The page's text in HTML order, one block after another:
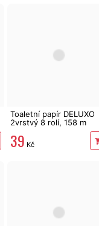
Toaletní papír DELUXO
2vrstvý 8 rolí, 158 m
39 Kč